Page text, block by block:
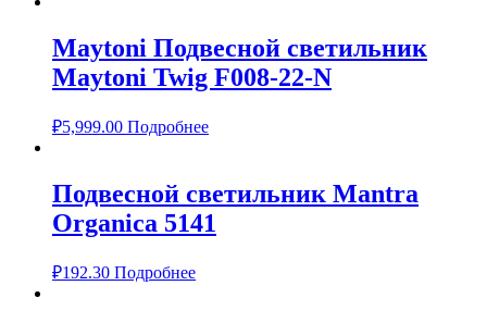
Maytoni Подвесной светильник
Maytoni Twig F008-22-N
₽5,999.00 Подробнее
Подвесной светильник Mantra
Organica 5141
₽192.30 Подробнее